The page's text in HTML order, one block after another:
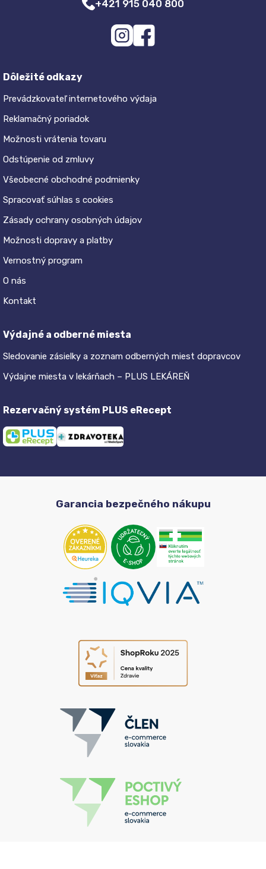
+421 915 040 800
Dôležité odkazy
Prevádzkovateľ internetového výdaja
Reklamačný poriadok
Možnosti vrátenia tovaru
Odstúpenie od zmluvy
Všeobecné obchodné podmienky
Spracovať súhlas s cookies
Zásady ochrany osobných údajov
Možnosti dopravy a platby
Vernostný program
O nás
Kontakt
Výdajné a odberné miesta
Sledovanie zásielky a zoznam odberných miest dopravcov
Výdajne miesta v lekárňach – PLUS LEKÁREŇ
Rezervačný systém PLUS eRecept
Garancia bezpečného nákupu